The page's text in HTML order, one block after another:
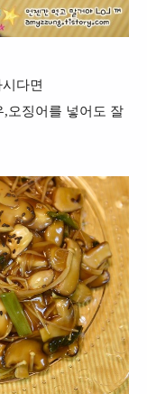
다면
오징어를 넣어도 잘